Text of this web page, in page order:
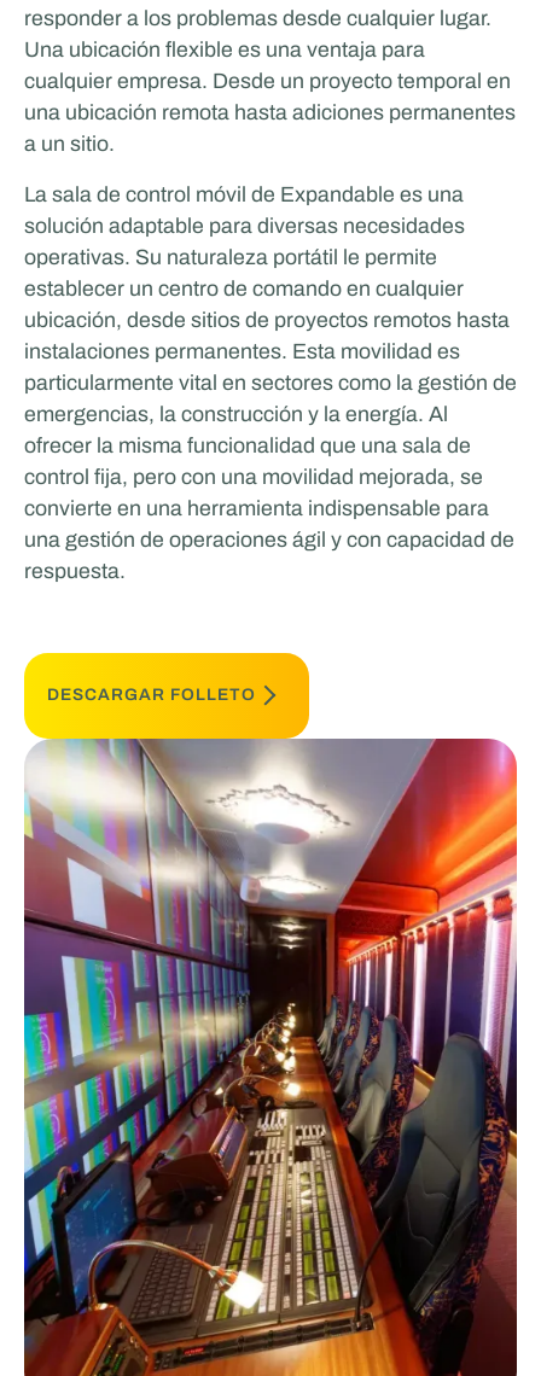
responder a los problemas desde cualquier lugar.
Una ubicación flexible es una ventaja para
cualquier empresa. Desde un proyecto temporal en
una ubicación remota hasta adiciones permanentes
a un sitio.
La sala de control móvil de Expandable es una
solución adaptable para diversas necesidades
operativas. Su naturaleza portátil le permite
establecer un centro de comando en cualquier
ubicación, desde sitios de proyectos remotos hasta
instalaciones permanentes. Esta movilidad es
particularmente vital en sectores como la gestión de
emergencias, la construcción y la energía. Al
ofrecer la misma funcionalidad que una sala de
control fija, pero con una movilidad mejorada, se
convierte en una herramienta indispensable para
una gestión de operaciones ágil y con capacidad de
respuesta.
DESCARGAR FOLLETO